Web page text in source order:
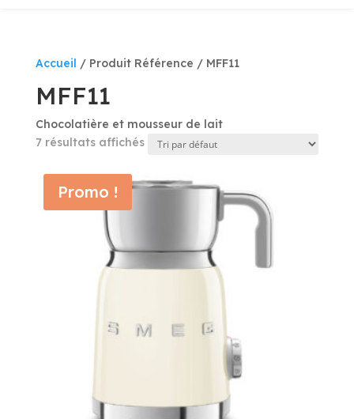
Accueil / Produit Référence / MFF11
MFF11
Chocolatière et mousseur de lait
7 résultats affichés
Promo !